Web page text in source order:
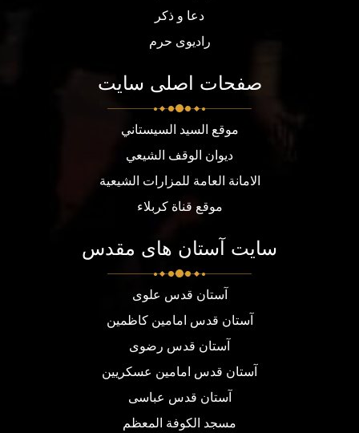
دعا و ذکر
رادیوی حرم
صفحات اصلی سایت
موقع السيد السيستاني
ديوان الوقف الشيعي
الامانة العامة للمزارات الشيعية
موقع قناة كربلاء
سایت آستان های مقدس
آستان قدس علوی
آستان قدس امامین کاظمین
آستان قدس رضوی
آستان قدس امامین عسکریین
آستان قدس عباسی
مسجد الكوفة المعظم